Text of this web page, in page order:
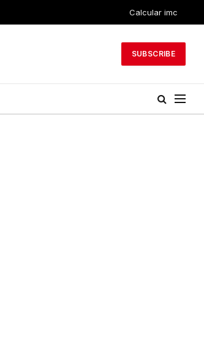
Calcular imc
SUBSCRIBE